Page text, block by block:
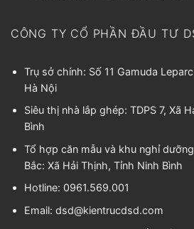
CÔNG TY CỔ PHẦN ĐẦU TƯ
Trụ sở chính: Số 11 Gamuda
Hà Nội
Siêu thị nhà lắp ghép: TDPS 7, Xã
Bình
Tổ hợp căn mẫu và khu nghỉ
Bắc: Xã Hải Thịnh, Tỉnh Ninh Bình
Hotline: 0961.569.001
Email: dsd@kientrucdsd.com